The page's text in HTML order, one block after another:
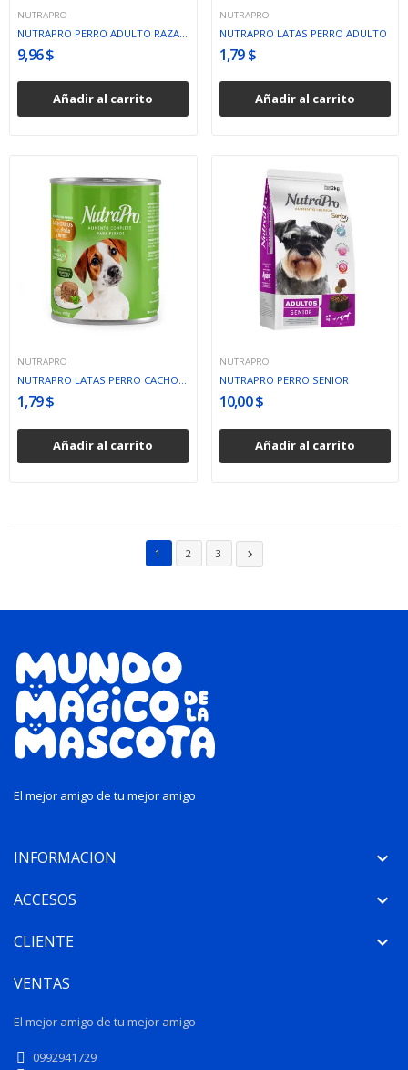
NUTRAPRO
9,96 $
Añadir al carrito
NUTRAPRO
NUTRAPRO LATAS PERRO ADULTO
1,79 $
Añadir al carrito
NUTRAPRO
NUTRAPRO LATAS PERRO CACHORRO POLLO/ARROZ 170G
1,79 $
Añadir al carrito
NUTRAPRO
NUTRAPRO PERRO SENIOR
10,00 $
Añadir al carrito
1 2 3 
El mejor amigo de tu mejor amigo
INFORMACION 
ACCESOS 
CLIENTE 
VENTAS
El mejor amigo de tu mejor amigo
0992941729